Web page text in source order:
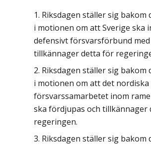
Riksdagen ställer sig bakom
i motionen om att Sverige ska
defensivt försvarsförbund med
tillkännager detta för
Riksdagen ställer sig bakom
i motionen om att det nordiska
försvarssamarbetet inom
ska fördjupas och tillkännager
regeringen.
Riksdagen ställer sig bakom